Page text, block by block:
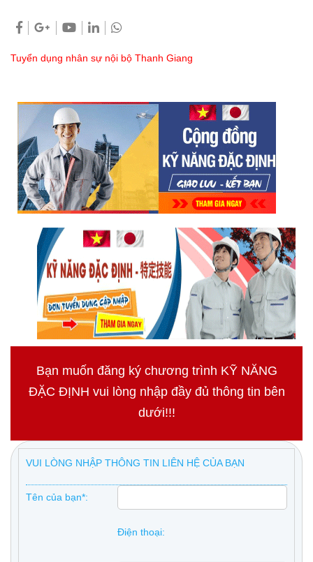
Tuyển dụng nhân sự nội bộ Thanh Giang
Bạn muốn đăng ký chương trình KỸ NĂNG
ĐẶC ĐỊNH vui lòng nhập đầy đủ thông tin bên
dưới!!!
VUI LÒNG NHẬP THÔNG TIN LIÊN HỆ CỦA BẠN
Tên của bạn*:
Điện thoại: